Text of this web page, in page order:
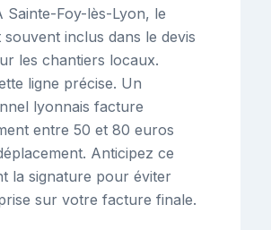
Sainte-Foy-lès-Lyon, le
inclus dans le devis
les chantiers locaux.
ligne précise. Un
lyonnais facture
entre 50 et 80 euros
Anticipez ce
la signature pour éviter
sur votre facture finale.